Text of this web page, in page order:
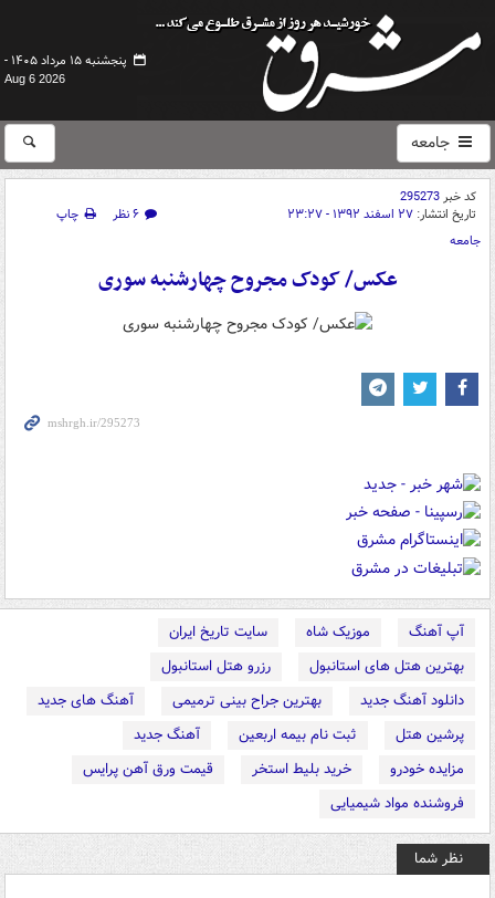
پنجشنبه ۱۵ مرداد ۱۴۰۵ -
Aug 6 2026
جامعه
کد خبر295273
تاریخ انتشار: ۲۷ اسفند ۱۳۹۲ - ۲۳:۲۷ ۶ نظر
چاپ
جامعه
عکس/ کودک مجروح چهارشنبه سوری
آپ آهنگ موزیک شاه
سایت تاریخ ایران
بهترین هتل های استانبول
رزرو هتل استانبول
دانلود آهنگ جدید
بهترین جراح بینی ترمیمی
آهنگ های جدید
پرشین هتل
ثبت نام بیمه اربعین
آهنگ جدید
مزایده خودرو
خرید بلیط استخر
قیمت ورق آهن پرایس
فروشنده مواد شیمیایی
نظر شما